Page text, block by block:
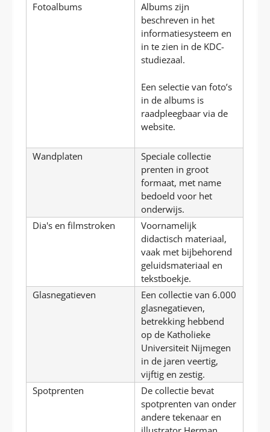
Fotoalbums
Albums zijn
beschreven in het
informatiesysteem en
in te zien in de KDC-
studiezaal.
Een selectie van foto’s
in de albums is
raadpleegbaar via de
website.
Wandplaten
Speciale collectie
prenten in groot
formaat, met name
bedoeld voor het
onderwijs.
Dia's en filmstroken
Voornamelijk
didactisch materiaal,
vaak met bijbehorend
geluidsmateriaal en
tekstboekje.
Glasnegatieven
Een collectie van 6.000
glasnegatieven,
betrekking hebbend
op de Katholieke
Universiteit Nijmegen
in de jaren veertig,
vijftig en zestig.
Spotprenten
De collectie bevat
spotprenten van onder
andere tekenaar en